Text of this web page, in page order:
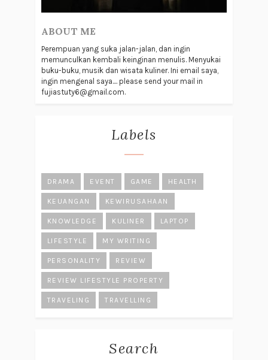
ABOUT ME
Perempuan yang suka jalan-jalan, dan ingin
memunculkan kembali keinginan menulis. Menyukai
buku-buku, musik dan wisata kuliner. Ini email saya,
ingin mengenal saya.... please send your mail in
fujiastuty6@gmail.com.
Labels
DRAMA EVENT GAME HEALTH
KEUANGAN KEWIRUSAHAAN
KNOWLEDGE KULINER LAPTOP
LIFESTYLE MY WRITING
PERSONALITY REVIEW
REVIEW LIFESTYLE PROPERTY
TRAVELING TRAVELLING
Search